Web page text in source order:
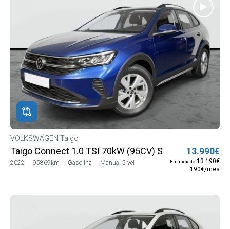
VOLKSWAGEN Taigo
Taigo Connect 1.0 TSI 70kW (95CV) SG5 (CS13MV12)
2022 95869km Gasolina Manual 5 vel
13.990€
Financiado 13.190€
190€/mes